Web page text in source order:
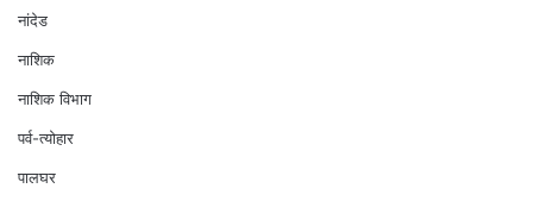
नांदेड
नाशिक
नाशिक विभाग
पर्व-त्योहार
पालघर